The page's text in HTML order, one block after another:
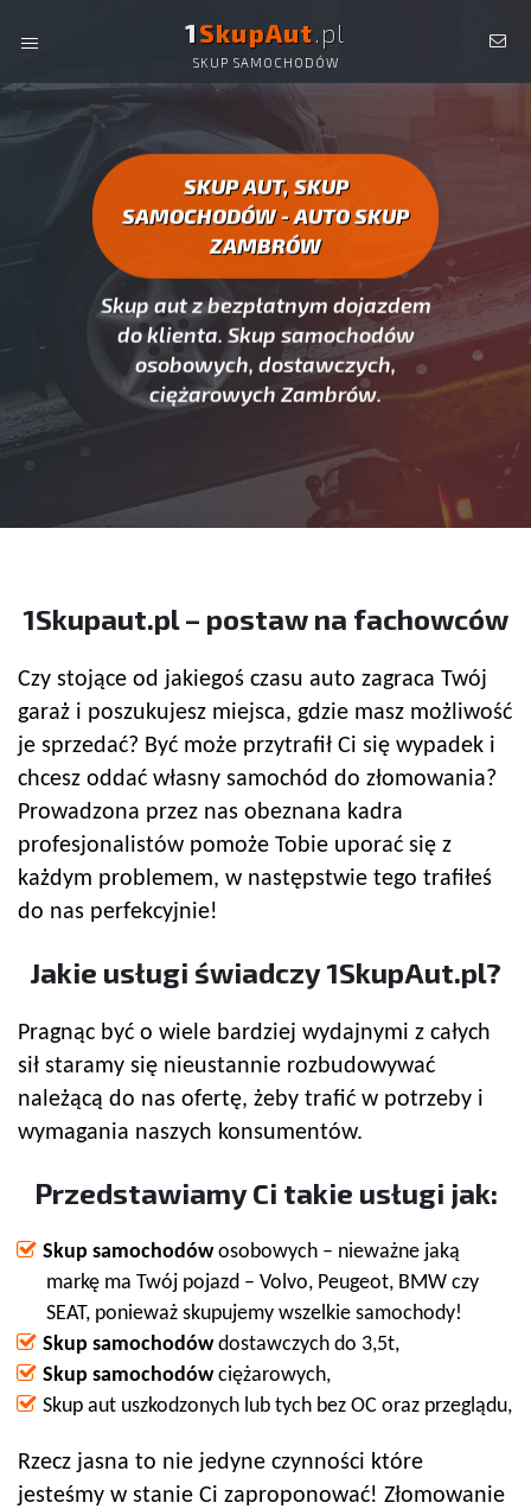
1SkupAut.pl
SKUP SAMOCHODÓW
AUTO SKUP ZAMBRÓW -
SAMOCHODÓW ZAMBRÓW
SKUP AUT, SKUP
SAMOCHODÓW - AUTO SKUP
ZAMBRÓW
Skup aut z bezpłatnym dojazdem
do klienta. Skup samochodów
osobowych, dostawczych,
ciężarowych Zambrów.
1Skupaut.pl – postaw na fachowców
Czy stojące od jakiegoś czasu auto zagraca Twój
garaż i poszukujesz miejsca, gdzie masz możliwość
je sprzedać? Być może przytrafił Ci się wypadek i
chcesz oddać własny samochód do złomowania?
Prowadzona przez nas obeznana kadra
profesjonalistów pomoże Tobie uporać się z
każdym problemem, w następstwie tego trafiłeś
do nas perfekcyjnie!
Jakie usługi świadczy 1SkupAut.pl?
Pragnąc być o wiele bardziej wydajnymi z całych
sił staramy się nieustannie rozbudowywać
należącą do nas ofertę, żeby trafić w potrzeby i
wymagania naszych konsumentów.
Przedstawiamy Ci takie usługi jak:
Skup samochodówosobowych – nieważne jaką
markę ma Twój pojazd – Volvo, Peugeot, BMW czy
SEAT, ponieważ skupujemy wszelkie samochody!
Skup samochodówdostawczych do 3,5t,
Skup samochodówciężarowych,
Skup aut uszkodzonych lub tych bez OC oraz przeglądu,
Rzecz jasna to nie jedyne czynności które
jesteśmy w stanie Ci zaproponować! Złomowanie